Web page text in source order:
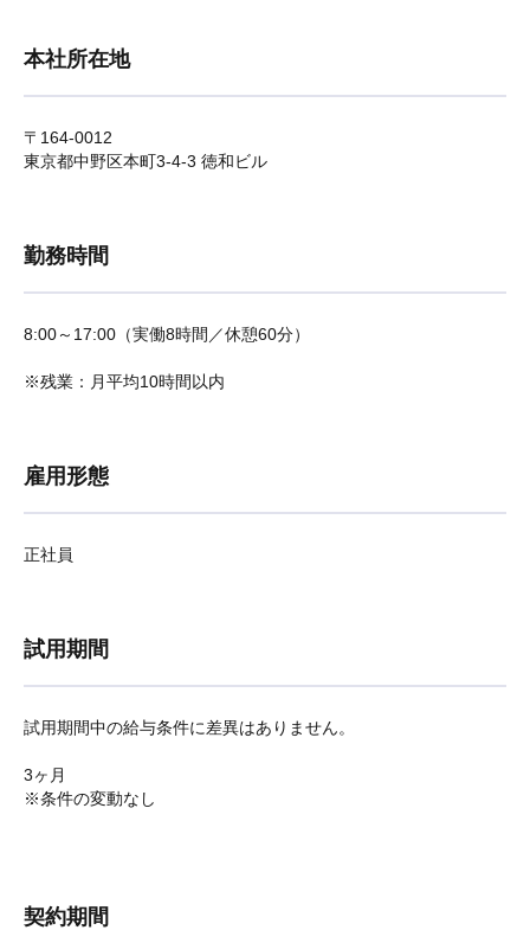
本社所在地
〒164-0012
東京都中野区本町3-4-3 徳和ビル
勤務時間
8:00～17:00（実働8時間／休憩60分）
※残業：月平均10時間以内
雇用形態
正社員
試用期間
試用期間中の給与条件に差異はありません。
3ヶ月
※条件の変動なし
契約期間